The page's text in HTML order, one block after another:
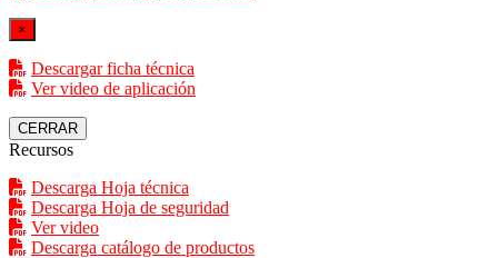
×
Descargar ficha técnica
Ver video de aplicación
CERRAR
Recursos
Descarga Hoja técnica
Descarga Hoja de seguridad
Ver video
Descarga catálogo de productos